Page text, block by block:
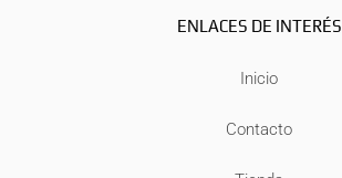
ENLACES DE INTERÉS
Inicio
Contacto